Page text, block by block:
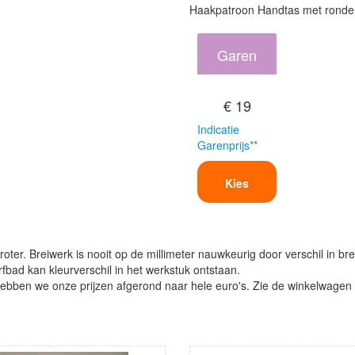
Haakpatroon Handtas met
Garen
€ 19
Indicatie
Garenprijs**
Kies
Breiwerk is nooit op de millimeter nauwkeurig door verschil in
kan kleurverschil in het werkstuk ontstaan.
we onze prijzen afgerond naar hele euro's. Zie de